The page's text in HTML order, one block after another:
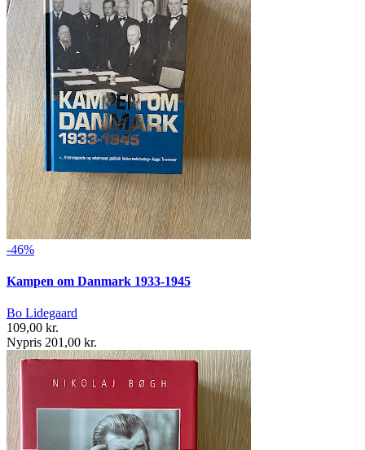
-46%
Kampen om Danmark 1933-1945
Bo Lidegaard
109,00 kr.
Nypris 201,00 kr.